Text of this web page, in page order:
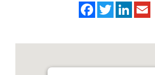
FacebookTwitterLinkedIn